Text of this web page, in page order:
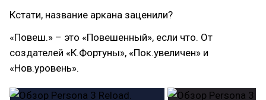
Кстати, название аркана заценили?
«Повеш.» – это «Повешенный», если что. От
создателей «К.Фортуны», «Пок.увеличен» и
«Нов.уровень».